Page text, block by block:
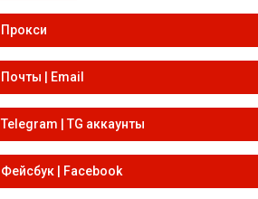
Прокси
Почты | Email
Telegram | TG аккаунты
Фейсбук | Facebook